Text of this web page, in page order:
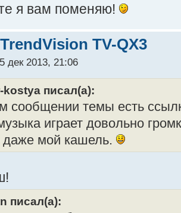
я вам поменяю!
TV-QX3
дек 2013, 21:06
kostya писал(а):
сообщении темы есть
играет довольно
мой кашель.
писал(а):